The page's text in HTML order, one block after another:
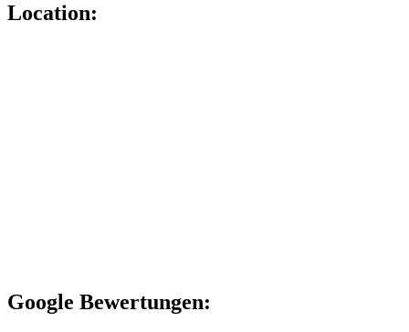
Location:
Google Bewertungen: